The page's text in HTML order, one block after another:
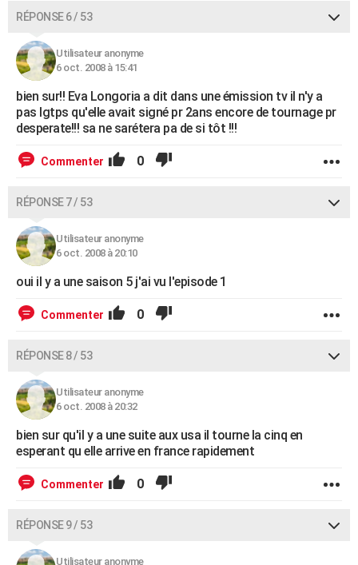
RÉPONSE 6 / 53
Utilisateur anonyme
6 oct. 2008 à 15:41
bien sur!! Eva Longoria a dit dans une émission tv il n'y a
pas lgtps qu'elle avait signé pr 2ans encore de tournage pr
desperate!!! sa ne sarétera pa de si tôt !!!
Commenter 0
RÉPONSE 7 / 53
Utilisateur anonyme
6 oct. 2008 à 20:10
oui il y a une saison 5 j'ai vu l'episode 1
Commenter 0
RÉPONSE 8 / 53
Utilisateur anonyme
6 oct. 2008 à 20:32
bien sur qu'il y a une suite aux usa il tourne la cinq en
esperant qu elle arrive en france rapidement
Commenter 0
RÉPONSE 9 / 53
Utilisateur anonyme